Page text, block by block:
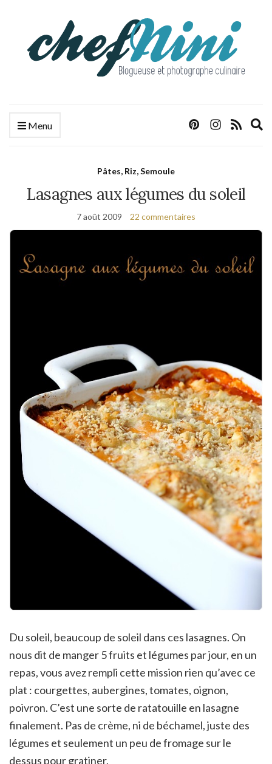
Menu
Pâtes, Riz, Semoule
Lasagnes aux légumes du soleil
7 août 2009 22 commentaires
Du soleil, beaucoup de soleil dans ces lasagnes. On
nous dit de manger 5 fruits et légumes par jour, en un
repas, vous avez rempli cette mission rien qu’avec ce
plat : courgettes, aubergines, tomates, oignon,
poivron. C’est une sorte de ratatouille en lasagne
finalement. Pas de crème, ni de béchamel, juste des
légumes et seulement un peu de fromage sur le
dessus pour gratiner.